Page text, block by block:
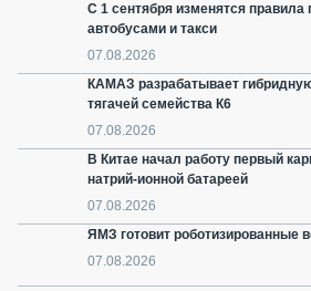
С 1 сентября изменятся правила
автобусами и такси
07.08.2026
КАМАЗ разрабатывает
тягачей семейства К6
07.08.2026
В Китае начал работу первый
натрий-ионной батареей
07.08.2026
ЯМЗ готовит роботизированные
07.08.2026